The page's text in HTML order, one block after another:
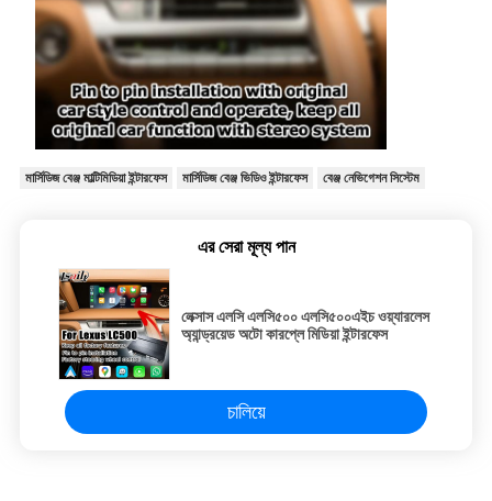
মার্সিডিজ বেঞ্জ মাল্টিমিডিয়া ইন্টারফেস মার্সিডিজ বেঞ্জ ভিডিও ইন্টারফেস বেঞ্জ নেভিগেশন সিস্টেম
এর সেরা মূল্য পান
লেক্সাস এলসি এলসি৫০০ এলসি৫০০এইচ ওয়্যারলেস
অ্যান্ড্রয়েড অটো কারপ্লে মিডিয়া ইন্টারফেস
চালিয়ে